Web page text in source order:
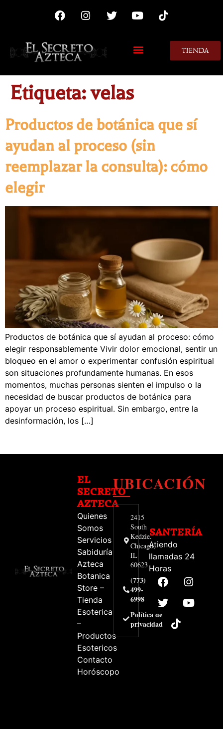
TIENDA
Etiqueta:velas
Productos de botánica que sí
ayudan al proceso (sin
reemplazar la consulta): cómo
elegir
Productos de botánica que sí ayudan al proceso: cómo
elegir responsablemente Vivir dolor emocional, sentir un
bloqueo en el amor o experimentar confusión espiritual
son situaciones profundamente humanas. En esos
momentos, muchas personas sienten el impulso o la
necesidad de buscar productos de botánica para
apoyar un proceso espiritual. Sin embargo, entre la
desinformación, los […]
EL
SECRETO
AZTECA
Quienes
Somos
Servicios
Sabiduría
Azteca
Botanica
Store –
Tienda
Esoterica
–
Productos
Esotericos
Contacto
Horóscopo
UBICACIÓN
2415
South
Kedzie.
Chicago,
IL
60623
(773)
499-
6998
Política de
privacidad
SANTERÍA
Atiendo
llamadas 24
Horas